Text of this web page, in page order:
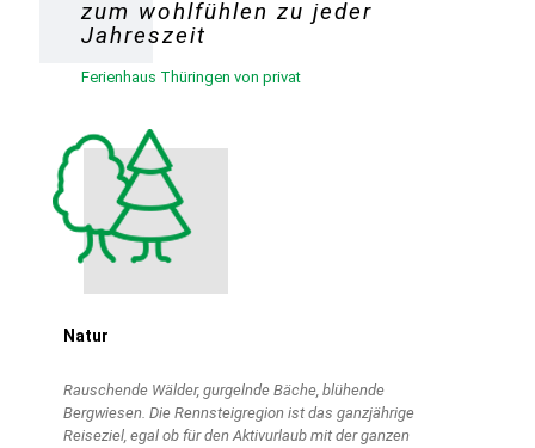
zum wohlfühlen zu jeder
Jahreszeit
Ferienhaus Thüringen von privat
Natur
Rauschende Wälder, gurgelnde Bäche, blühende
Bergwiesen. Die Rennsteigregion ist das ganzjährige
Reiseziel, egal ob für den Aktivurlaub mit der ganzen